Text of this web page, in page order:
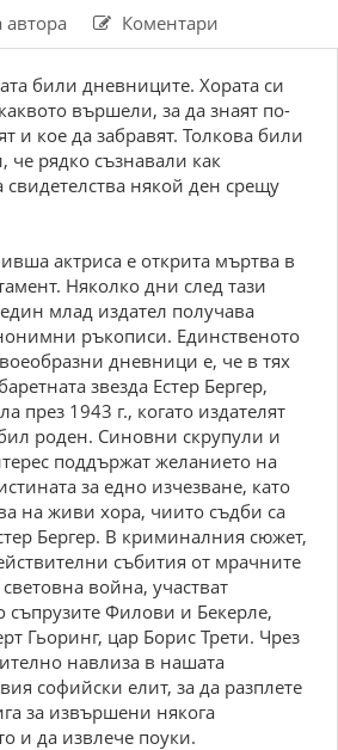
автора Коментари
били дневниците. Хората си
вършели, за да знаят по-
и кое да забравят. Толкова били
че рядко съзнавали как
някой ден срещу
актриса е открита мъртва в
Няколко дни след тази
млад издател получава
ръкописи. Единственото
дневници е, че в тях
звезда Естер Бергер,
през 1943 г., когато издателят
роден. Синовни скрупули и
поддържат желанието на
за едно изчезване, като
на живи хора, чиито съдби са
Бергер. В криминалния сюжет,
събития от мрачните
война, участват
съпрузите Филови и Бекерле,
Гьоринг, цар Борис Трети. Чрез
навлиза в нашата
софийски елит, за да разплете
за извършени някога
и да извлече поуки.